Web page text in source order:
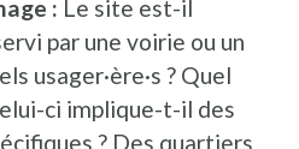
: Le site est-il
par une voirie ou un
usager·ère·s ? Quel
ci implique-t-il des
? Des quartiers